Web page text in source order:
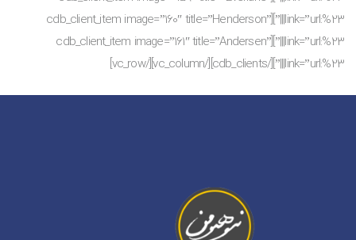
link=”url:%23|||”][cdb_client_item image=”160″ title=”Henderson”
link=”url:%23|||”][cdb_client_item image=”161″ title=”Andersen”
link=”url:%23|||”][/cdb_clients][/vc_column][/vc_row]